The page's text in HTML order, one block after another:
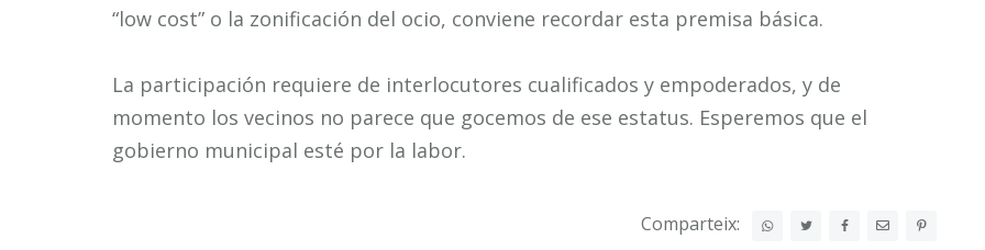
“low cost” o la zonificación del ocio, conviene recordar esta premisa básica.
La participación requiere de interlocutores cualificados y empoderados, y de
momento los vecinos no parece que gocemos de ese estatus. Esperemos que el
gobierno municipal esté por la labor.
Comparteix: